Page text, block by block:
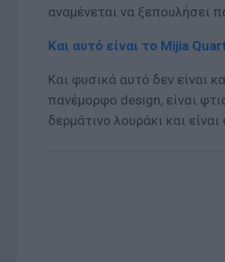
αναμένεται να ξεπουλήσει
Και αυτό είναι το Mijia
Και φυσικά αυτό δεν είναι
πανέμορφο design, είναι
δερμάτινο λουράκι και